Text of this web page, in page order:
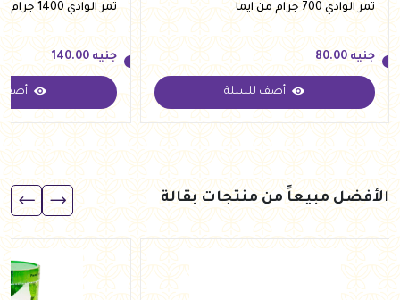
تمر الوادي 700 جرام من ايما
جنيه
جنيه 80.00
أضف للسلة
تمر الوادي 1400 جرام من ايما
جنيه
جنيه 140.00
أضف
الأفضل مبيعاً من منتجات بقالة